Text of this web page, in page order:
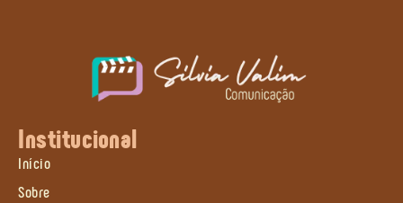
Institucional
Início
Sobre